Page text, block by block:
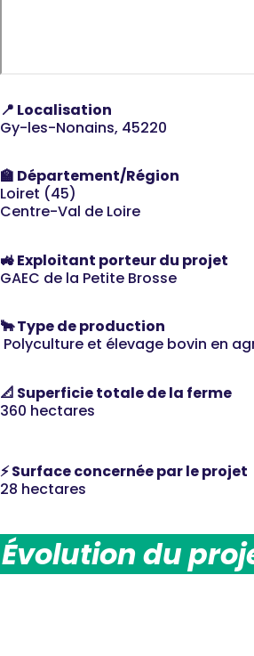
📍 Localisation
Gy-les-Nonains, 45220
🏫 Département/Région
Loiret (45)
Centre-Val de Loire
🚜 Exploitant porteur du projet
GAEC de la Petite Brosse
🐂 Type de production
Polyculture et élevage bovin en
📐 Superficie totale de la ferme
360 hectares
⚡️ Surface concernée par le projet
28 hectares
Évolution du